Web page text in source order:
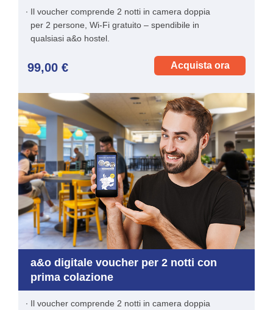
Il voucher comprende 2 notti in camera doppia
per 2 persone, Wi-Fi gratuito – spendibile in
qualsiasi a&o hostel.
99,00 € Acquista ora
a&o digitale voucher per 2 notti con
prima colazione
Il voucher comprende 2 notti in camera doppia